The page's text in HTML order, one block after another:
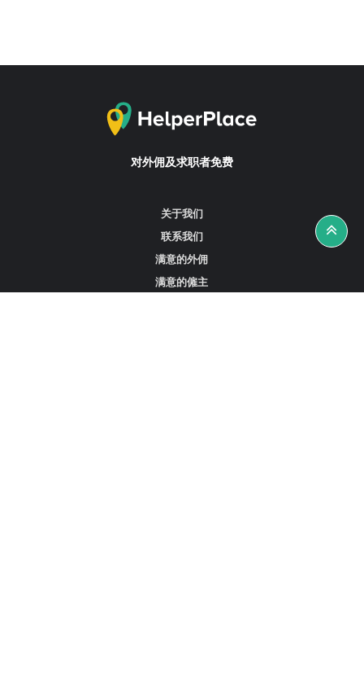
对外佣及求职者免费
关于我们
联系我们
满意的外佣
满意的僱主